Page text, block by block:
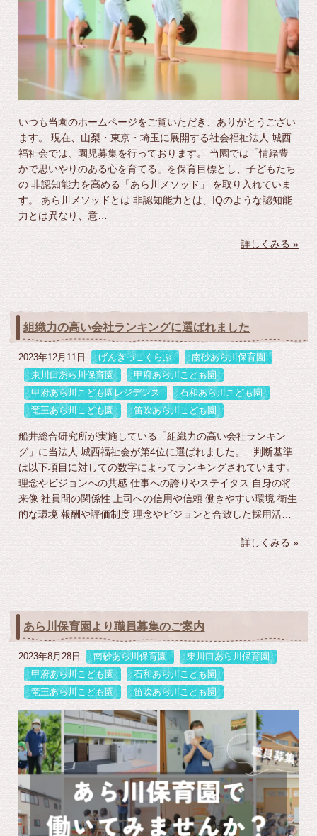
いつも当園のホームページをご覧いただき、ありがとうござい
ます。 現在、山梨・東京・埼玉に展開する社会福祉法人 城西
福祉会では、園児募集を行っております。 当園では「情緒豊
かで思いやりのある心を育てる」を保育目標とし、子どもたち
の 非認知能力を高める「あら川メソッド」 を取り入れていま
す。 あら川メソッドとは 非認知能力とは、IQのような認知能
力とは異なり、意…
詳しくみる »
組織力の高い会社ランキングに選ばれました
2023年12月11日 げんきっこくらぶ
南砂あら川保育園
東川口あら川保育園
甲府あら川こども園
甲府あら川こども園レジデンス
石和あら川こども園
竜王あら川こども園
笛吹あら川こども園
船井総合研究所が実施している「組織力の高い会社ランキン
グ」に当法人 城西福祉会が第4位に選ばれました。 判断基準
は以下項目に対しての数字によってランキングされています。
理念やビジョンへの共感 仕事への誇りやステイタス 自身の将
来像 社員間の関係性 上司への信用や信頼 働きやすい環境 衛生
的な環境 報酬や評価制度 理念やビジョンと合致した採用活…
詳しくみる »
あら川保育園より職員募集のご案内
2023年8月28日 南砂あら川保育園
東川口あら川保育園
甲府あら川こども園
石和あら川こども園
竜王あら川こども園
笛吹あら川こども園